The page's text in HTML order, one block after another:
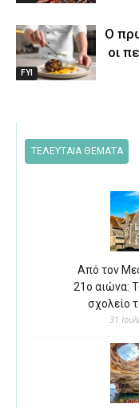
FYI
Ο
οι
ΤΕΛΕΥΤΑΙΑ ΘΕΜΑΤΑ
Από τον
21ο αιώνα:
σχολείο
31